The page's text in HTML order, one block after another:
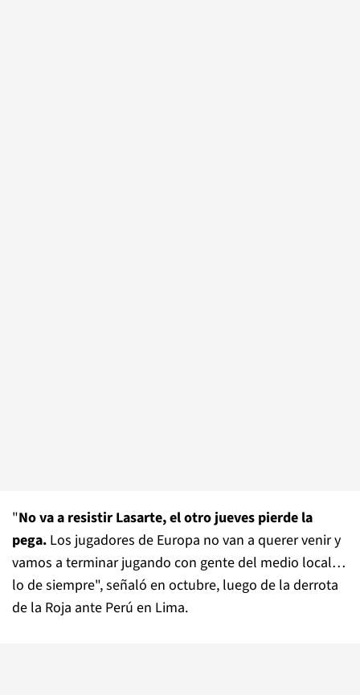
"No va a resistir Lasarte, el otro jueves pierde la
pega. Los jugadores de Europa no van a querer venir y
vamos a terminar jugando con gente del medio local…
lo de siempre", señaló en octubre, luego de la derrota
de la Roja ante Perú en Lima.